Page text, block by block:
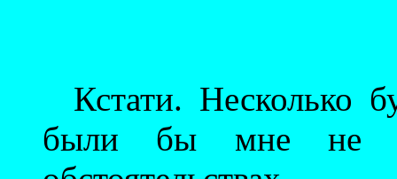
Кстати. Несколько
были бы мне не